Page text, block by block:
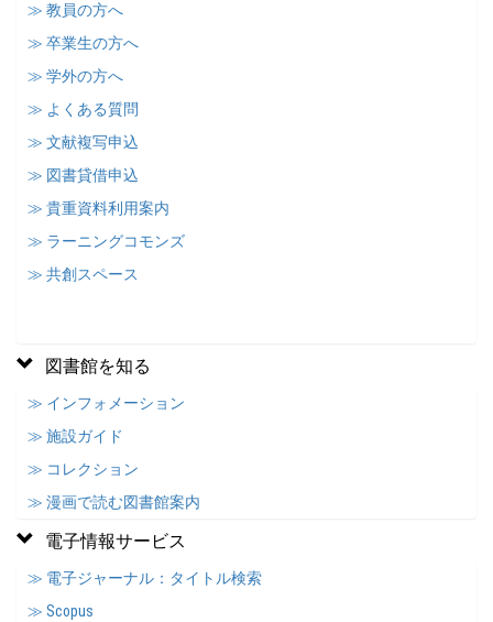
≫ 教員の方へ
≫ 卒業生の方へ
≫ 学外の方へ
≫ よくある質問
≫ 文献複写申込
≫ 図書貸借申込
≫ 貴重資料利用案内
≫ ラーニングコモンズ
≫ 共創スペース
図書館を知る
≫ インフォメーション
≫ 施設ガイド
≫ コレクション
≫ 漫画で読む図書館案内
電子情報サービス
≫ 電子ジャーナル：タイトル検索
≫ Scopus